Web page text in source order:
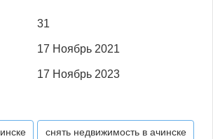
31
17 Ноябрь 2021
17 Ноябрь 2023
снять недвижимость в ачинске